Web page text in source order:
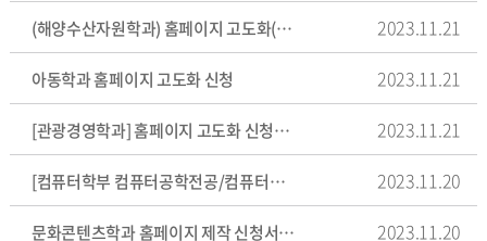
(해양수산자원학과) 홈페이지 고도화(개선) 신청서 제출 2023.11.21
아동학과 홈페이지 고도화 신청 2023.11.21
[관광경영학과] 홈페이지 고도화 신청서 제출 2023.11.21
[컴퓨터학부 컴퓨터공학전공/컴퓨터공학과] 홈페이지 고도화 신청서 '수정' 2023.11.20
문화콘텐츠학과 홈페이지 제작 신청서 제출 2023.11.20